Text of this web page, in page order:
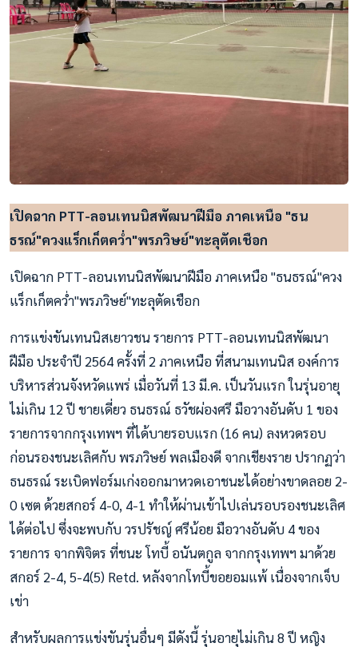
เปิดฉาก PTT-ลอนเทนนิสพัฒนาฝีมือ ภาคเหนือ "ธน
ธรณ์"ควงแร็กเก็ตคว่ำ"พรภวิษย์"ทะลุตัดเชือก
เปิดฉาก PTT-ลอนเทนนิสพัฒนาฝีมือ ภาคเหนือ "ธนธรณ์"ควง
แร็กเก็ตคว่ำ"พรภวิษย์"ทะลุตัดเชือก
การแข่งขันเทนนิสเยาวชน รายการ PTT-ลอนเทนนิสพัฒนา
ฝีมือ ประจำปี 2564 ครั้งที่ 2 ภาคเหนือ ที่สนามเทนนิส องค์การ
บริหารส่วนจังหวัดแพร่ เมื่อวันที่ 13 มี.ค. เป็นวันแรก ในรุ่นอายุ
ไม่เกิน 12 ปี ชายเดี่ยว ธนธรณ์ ธวัชผ่องศรี มือวางอันดับ 1 ของ
รายการจากกรุงเทพฯ ที่ได้บายรอบแรก (16 คน) ลงหวดรอบ
ก่อนรองชนะเลิศกับ พรภวิษย์ พลเมืองดี จากเชียงราย ปรากฏว่า
ธนธรณ์ ระเบิดฟอร์มเก่งออกมาหวดเอาชนะได้อย่างขาดลอย 2-
0 เซต ด้วยสกอร์ 4-0, 4-1 ทำให้ผ่านเข้าไปเล่นรอบรองชนะเลิศ
ได้ต่อไป ซึ่งจะพบกับ วรปรัชญ์ ศรีน้อย มือวางอันดับ 4 ของ
รายการ จากพิจิตร ที่ชนะ โทบี้ อนันตกูล จากกรุงเทพฯ มาด้วย
สกอร์ 2-4, 5-4(5) Retd. หลังจากโทบี้ขอยอมแพ้ เนื่องจากเจ็บ
เข่า
สำหรับผลการแข่งขันรุ่นอื่นๆ มีดังนี้ รุ่นอายุไม่เกิน 8 ปี หญิง